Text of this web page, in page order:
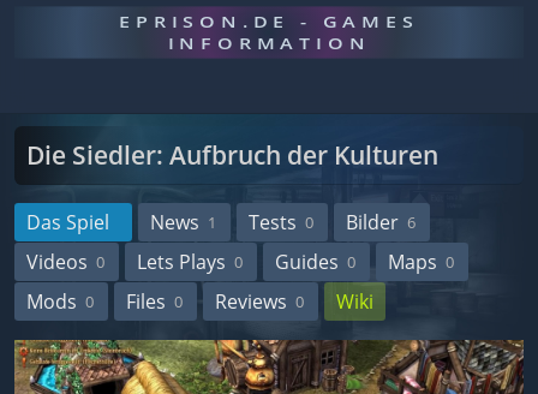
EPRISON.DE - GAMES
INFORMATION
Die Siedler: Aufbruch der Kulturen
Das Spiel News 1 Tests 0 Bilder 6
Videos 0 Lets Plays 0 Guides 0 Maps 0
Mods 0 Files 0 Reviews 0 Wiki